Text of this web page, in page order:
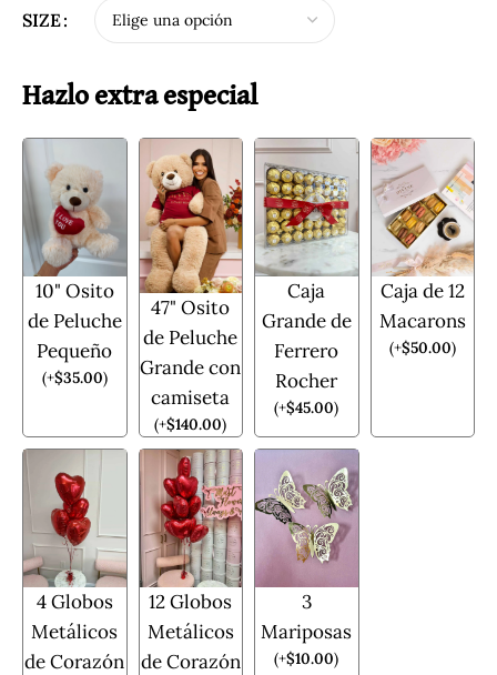
SIZE
Hazlo extra especial
10" Osito
de Peluche
Pequeño
(+$35.00)
47" Osito
de Peluche
Grande con
camiseta
(+$140.00)
Caja
Grande de
Ferrero
Rocher
(+$45.00)
Caja de 12
Macarons
(+$50.00)
4 Globos
Metálicos
de Corazón
12 Globos
Metálicos
de Corazón
3
Mariposas
(+$10.00)